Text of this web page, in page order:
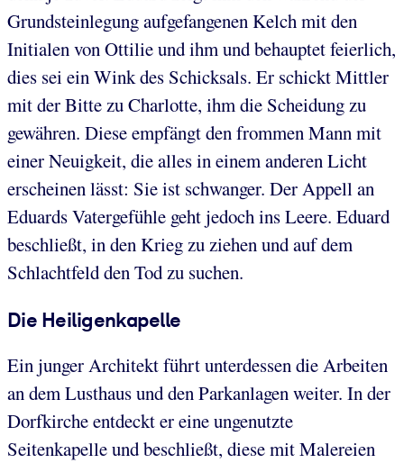
Grundsteinlegung aufgefangenen Kelch mit den
Initialen von Ottilie und ihm und behauptet feierlich,
dies sei ein Wink des Schicksals. Er schickt Mittler
mit der Bitte zu Charlotte, ihm die Scheidung zu
gewähren. Diese empfängt den frommen Mann mit
einer Neuigkeit, die alles in einem anderen Licht
erscheinen lässt: Sie ist schwanger. Der Appell an
Eduards Vatergefühle geht jedoch ins Leere. Eduard
beschließt, in den Krieg zu ziehen und auf dem
Schlachtfeld den Tod zu suchen.
Die Heiligenkapelle
Ein junger Architekt führt unterdessen die Arbeiten
an dem Lusthaus und den Parkanlagen weiter. In der
Dorfkirche entdeckt er eine ungenutzte
Seitenkapelle und beschließt, diese mit Malereien